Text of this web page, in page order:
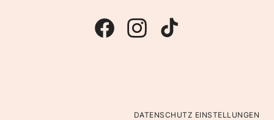
DATENSCHUTZ EINSTELLUNGEN